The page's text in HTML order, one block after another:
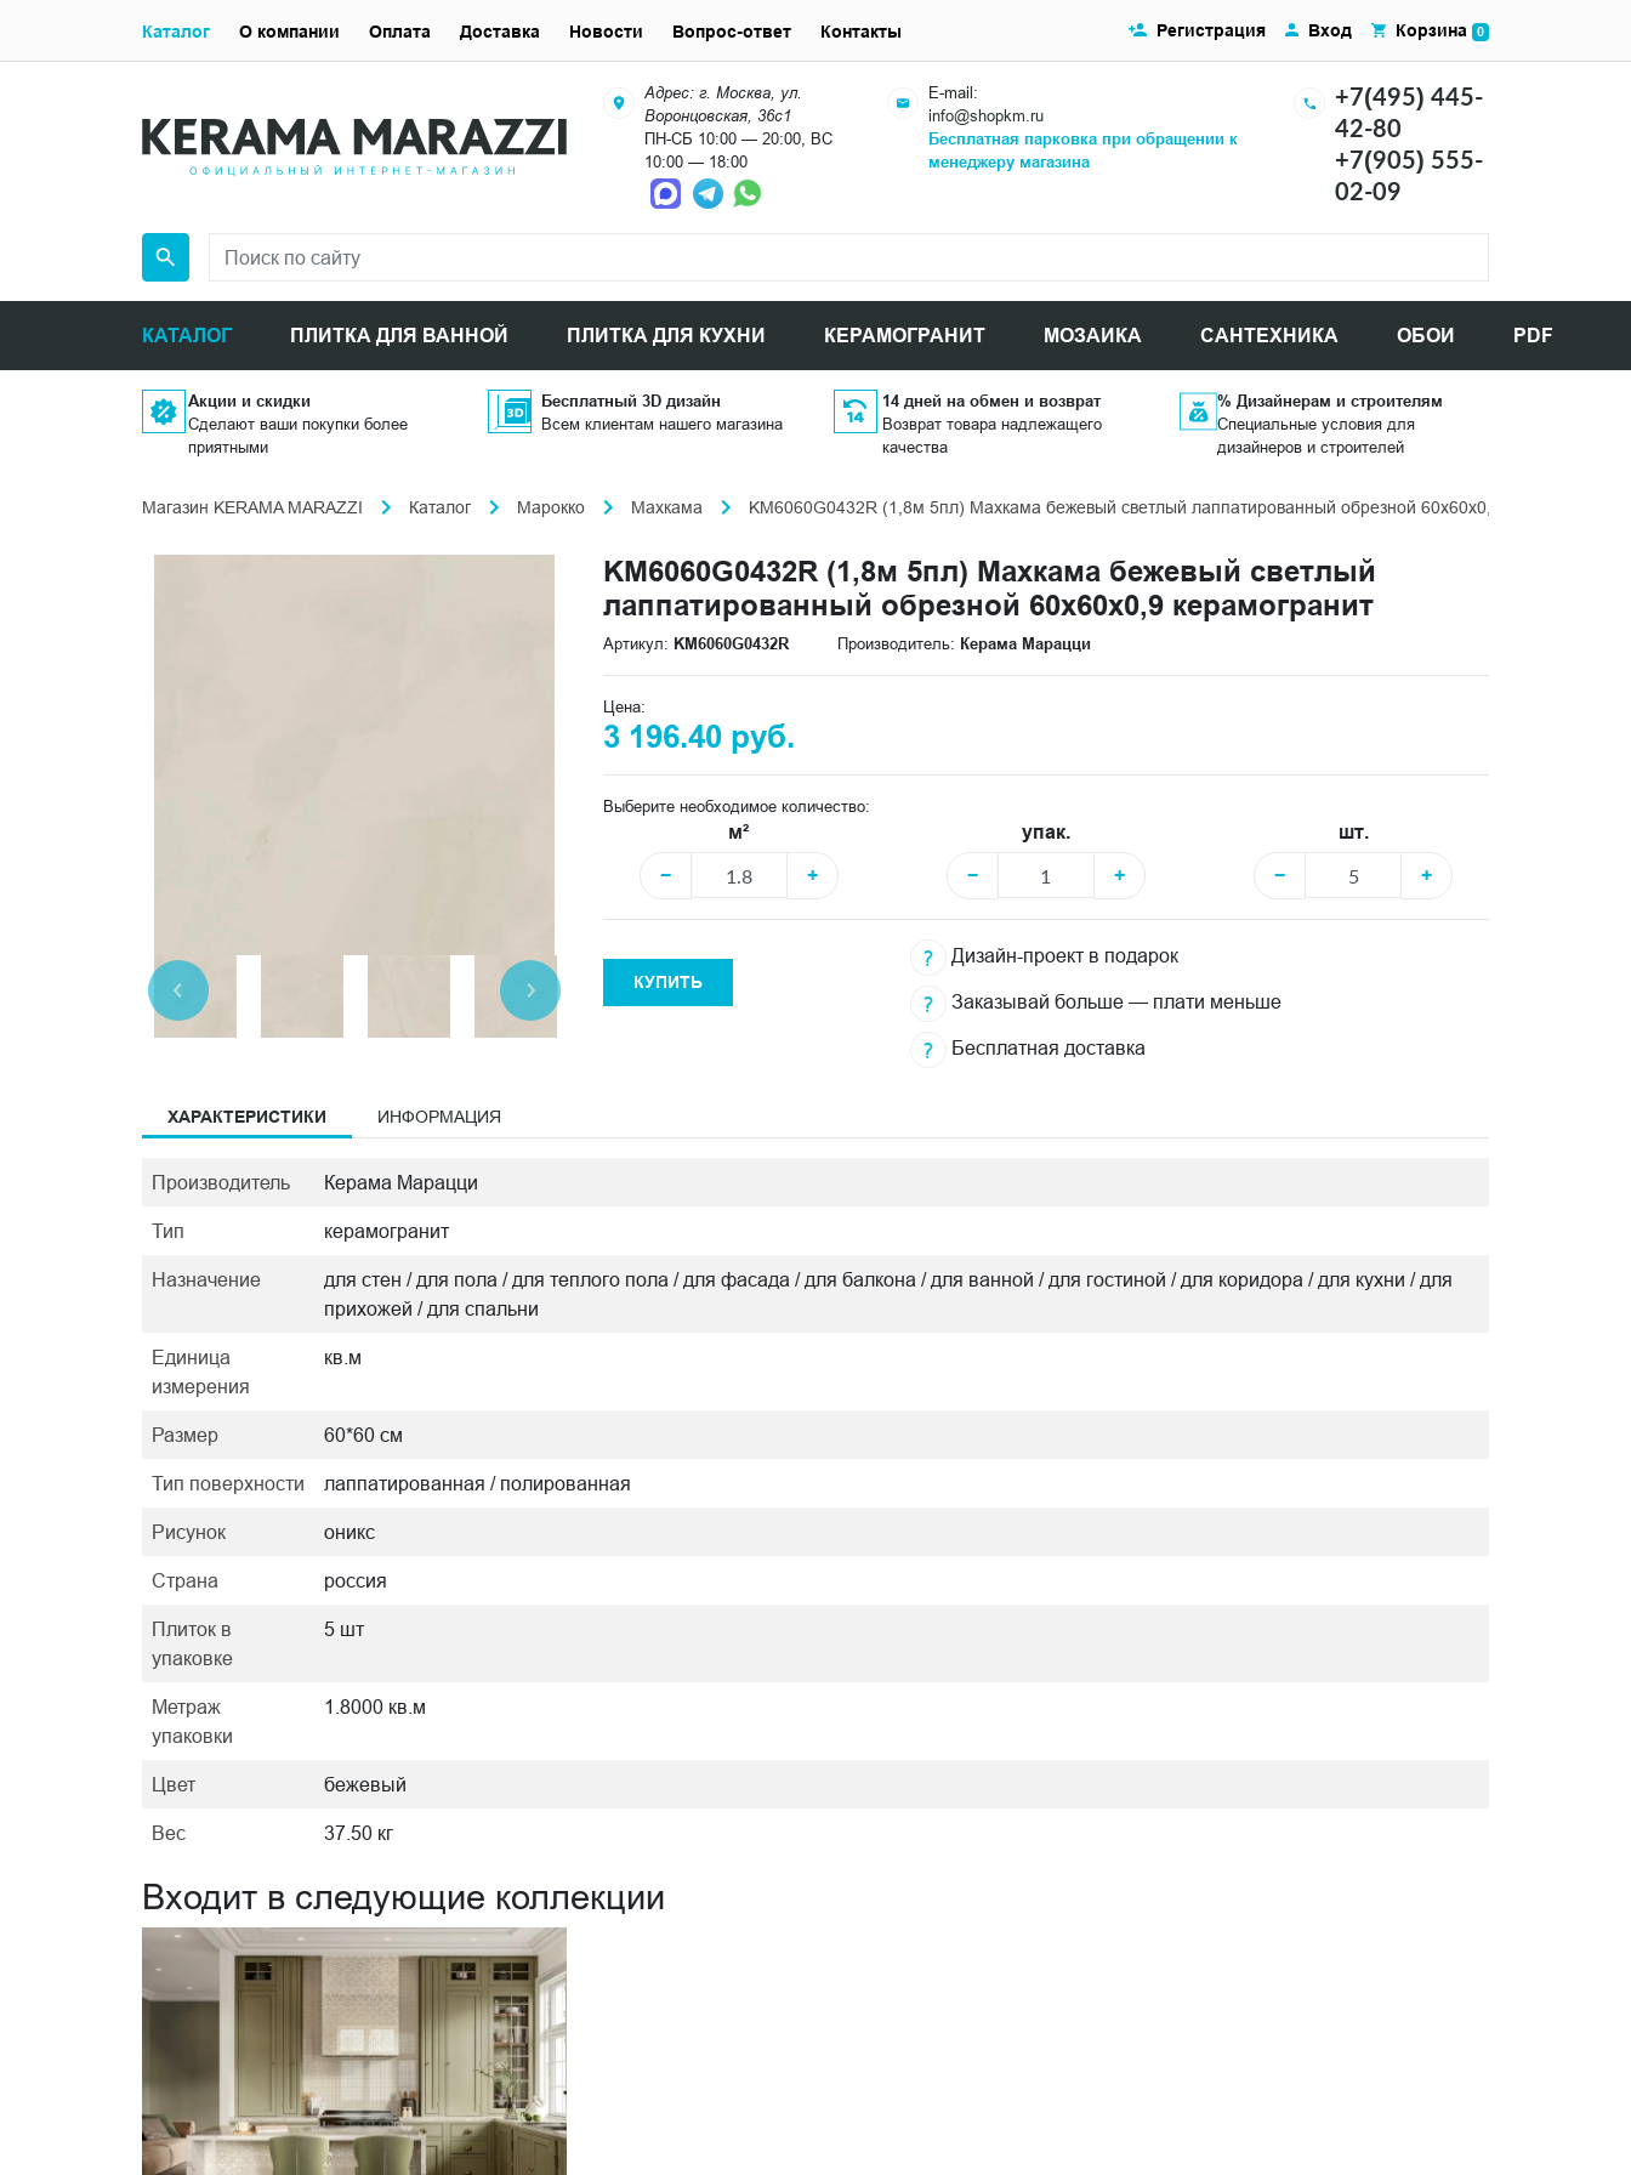
Адрес: г. Москва, ул.
Воронцовская, 36с1
ПН-СБ 10:00 — 20:00, ВС
10:00 — 18:00
E-mail:
info@shopkm.ru
Бесплатная парковка при обращении к
менеджеру магазина
+7(495) 445-
42-80
+7(905) 555-
02-09
КАТАЛОГ ПЛИТКА ДЛЯ ВАННОЙ ПЛИТКА ДЛЯ КУХНИ КЕРАМОГРАНИТ МОЗАИКА САНТЕХНИКА ОБОИ PDF
Регистрация Вход Корзина 0
Каталог О компании Оплата Доставка Новости Вопрос-ответ Контакты
Акции и скидки
Сделают ваши покупки более
приятными
Бесплатный 3D дизайн
Всем клиентам нашего магазина
14 дней на обмен и возврат
Возврат товара надлежащего
качества
% Дизайнерам и строителям
Специальные условия для
дизайнеров и строителей
Магазин KERAMA MARAZZI Каталог Марокко Махкама KM6060G0432R (1,8м 5пл) Махкама бежевый светлый лаппатированный обрезной 60x60x0,9 керамогранит
KM6060G0432R (1,8м 5пл) Махкама бежевый светлый
лаппатированный обрезной 60x60x0,9 керамогранит
Артикул: KM6060G0432R Производитель: Керама Марацци
Цена:
3 196.40 руб.
Выберите необходимое количество:
м²
−
+
упак.
−
+
шт.
−
+
КУПИТЬ
Дизайн-проект в подарок
Заказывай больше — плати меньше
Бесплатная доставка
ХАРАКТЕРИСТИКИ ИНФОРМАЦИЯ
Производитель Керама Марацци
Тип керамогранит
Назначение
для стен / для пола / для теплого пола / для фасада / для балкона / для ванной / для гостиной / для коридора / для кухни / для
прихожей / для спальни
Единица
измерения
кв.м
Размер 60*60 см
Тип поверхности лаппатированная / полированная
Рисунок оникс
Страна россия
Плиток в
упаковке
5 шт
Метраж
упаковки
1.8000 кв.м
Цвет бежевый
Вес 37.50 кг
Входит в следующие коллекции